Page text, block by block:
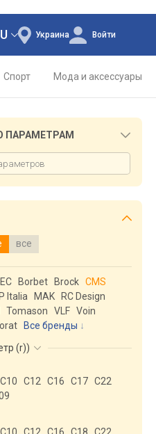
Украина Войти
Спорт Мода и аксессуары
ПАРАМЕТРАМ
все
Borbet Brock CMS
Italia MAK
RC Design
Tomason VLF Voin
Все бренды
(r))
C10 C12 C16 C17 C22